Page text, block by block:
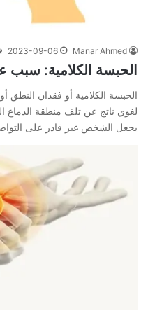
Manar Ahmed
2023-09-06
الحبسة الكلامية: سبب
الحبسة الكلامية أو فقدان
لغوي ناتج عن تلف منطقة الدماغ
يجعل الشخص غير قادر على